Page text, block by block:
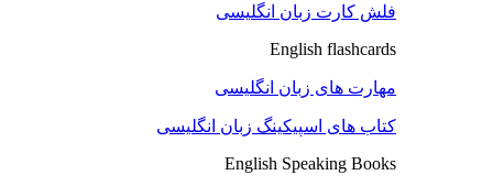
فلش کارت زبان انگلیسی
English flashcards
مهارت های زبان انگلیسی
کتاب های اسپیکینگ زبان انگلیسی
English Speaking Books